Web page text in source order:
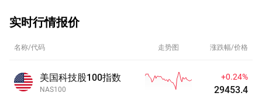
实时行情报价
名称/代码 走势图 涨跌幅/价格
美国科技股100指数
NAS100
+0.24%
29453.4